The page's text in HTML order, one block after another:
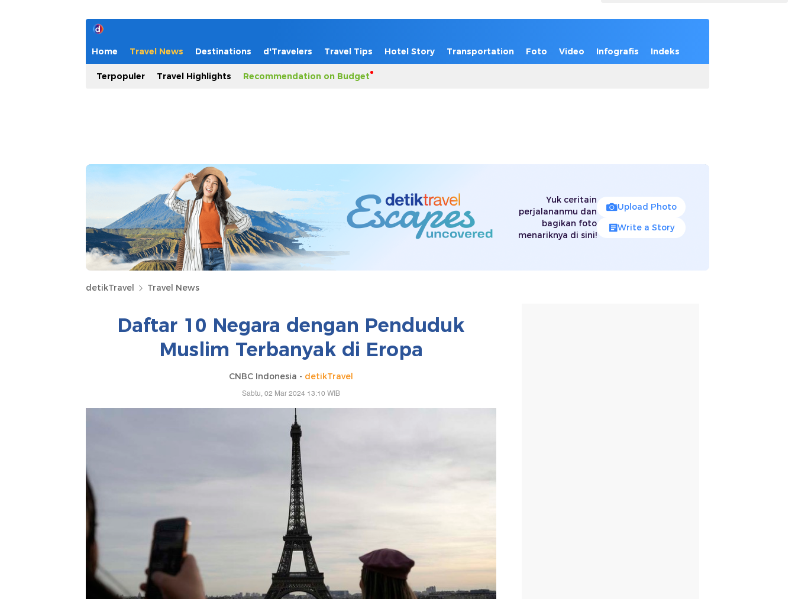
Home Travel News Destinations d'Travelers Travel Tips Hotel Story Transportation Foto Video Infografis Indeks
Terpopuler Travel Highlights Recommendation on Budget
Yuk ceritain
perjalananmu dan
bagikan foto
menariknya di sini!
Upload Photo
Write a Story
detikTravel Travel News
Daftar 10 Negara dengan Penduduk
Muslim Terbanyak di Eropa
CNBC Indonesia - detikTravel
Sabtu, 02 Mar 2024 13:10 WIB